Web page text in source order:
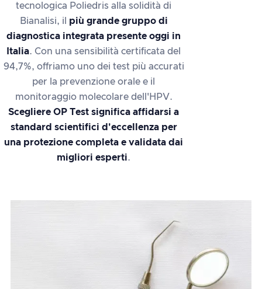
tecnologica Poliedris alla solidità di
Bianalisi, il
più grande gruppo di
diagnostica integrata presente oggi in
Italia. Con una sensibilità certificata del
94,7%, offriamo uno dei test più accurati
per la prevenzione orale e il
monitoraggio molecolare dell'HPV.
Scegliere OP Test significa affidarsi a
standard scientifici d'eccellenza per
una protezione completa e validata dai
migliori esperti.